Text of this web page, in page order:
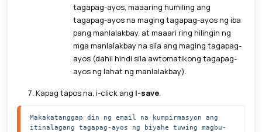
tagapag-ayos, maaaring humiling ang
tagapag-ayos na maging tagapag-ayos ng iba
pang manlalakbay, at maaari ring hilingin ng
mga manlalakbay na sila ang maging tagapag-
ayos (dahil hindi sila awtomatikong tagapag-
ayos ng lahat ng manlalakbay).
Kapag tapos na, i-click ang I-save.
Makakatanggap din ng email na kumpirmasyon ang
itinalagang tagapag-ayos ng biyahe tuwing magbu-